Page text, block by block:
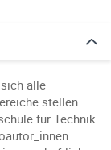
alle
stellen
für Technik